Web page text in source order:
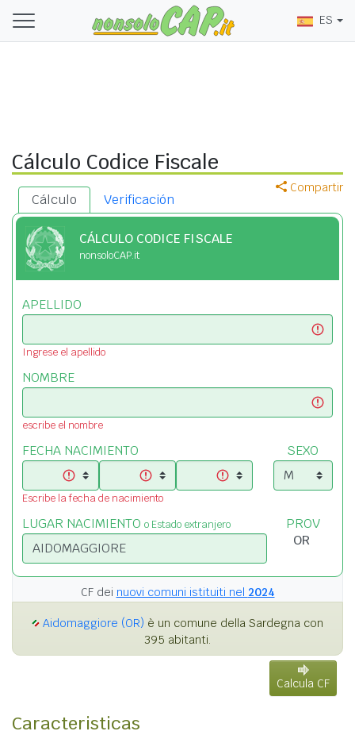
ES
Cálculo Codice Fiscale
Compartir
Cálculo Verificación
CÁLCULO CODICE FISCALE
nonsoloCAP.it
APELLIDO
Ingrese el apellido
NOMBRE
escribe el nombre
FECHA NACIMIENTO
Escribe la fecha de nacimiento
SEXO
LUGAR NACIMIENTO o Estado extranjero PROV
CF dei nuovi comuni istituiti nel 2024
Aidomaggiore (OR) è un comune della Sardegna con
395 abitanti.
Calcula CF
Caracteristicas